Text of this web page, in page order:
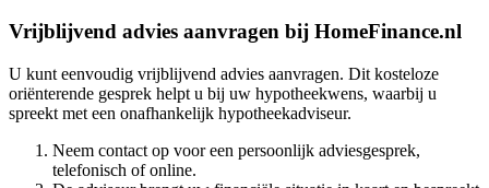
Vrijblijvend advies aanvragen bij HomeFinance.nl
U kunt eenvoudig vrijblijvend advies aanvragen. Dit kosteloze
oriënterende gesprek helpt u bij uw hypotheekwens, waarbij u
spreekt met een onafhankelijk hypotheekadviseur.
Neem contact op voor een persoonlijk adviesgesprek,
telefonisch of online.